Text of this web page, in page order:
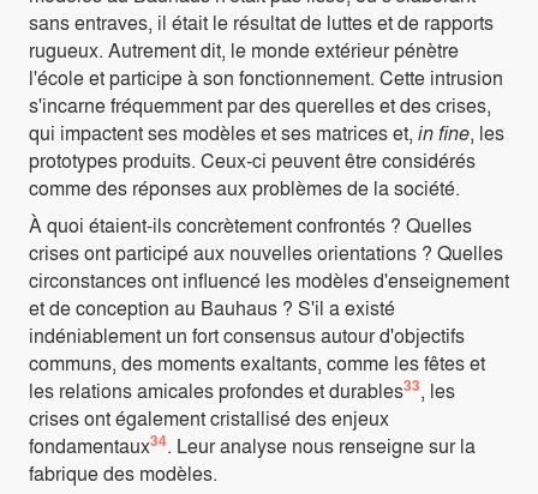
sans entraves, il était le résultat de luttes et de rapports
rugueux. Autrement dit, le monde extérieur pénètre
l'école et participe à son fonctionnement. Cette intrusion
s'incarne fréquemment par des querelles et des crises,
qui impactent ses modèles et ses matrices et, in fine, les
prototypes produits. Ceux-ci peuvent être considérés
comme des réponses aux problèmes de la société.
À quoi étaient-ils concrètement confrontés ? Quelles
crises ont participé aux nouvelles orientations ? Quelles
circonstances ont influencé les modèles d'enseignement
et de conception au Bauhaus ? S'il a existé
indéniablement un fort consensus autour d'objectifs
communs, des moments exaltants, comme les fêtes et
les relations amicales profondes et durables33, les
crises ont également cristallisé des enjeux
fondamentaux34. Leur analyse nous renseigne sur la
fabrique des modèles.